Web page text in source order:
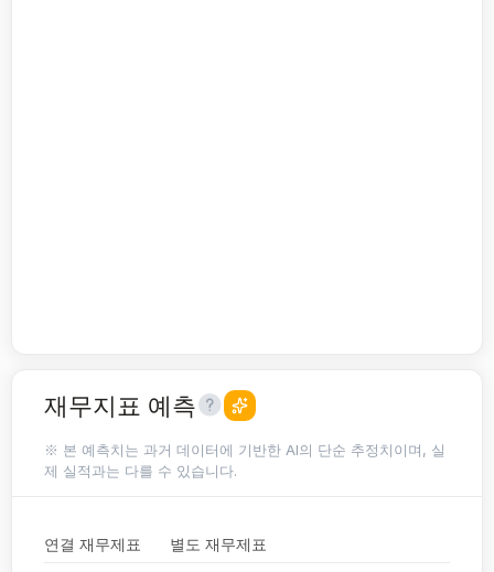
재무지표 예측
※ 본 예측치는 과거 데이터에 기반한 AI의 단순 추정치이며, 실
제 실적과는 다를 수 있습니다.
연결 재무제표 별도 재무제표